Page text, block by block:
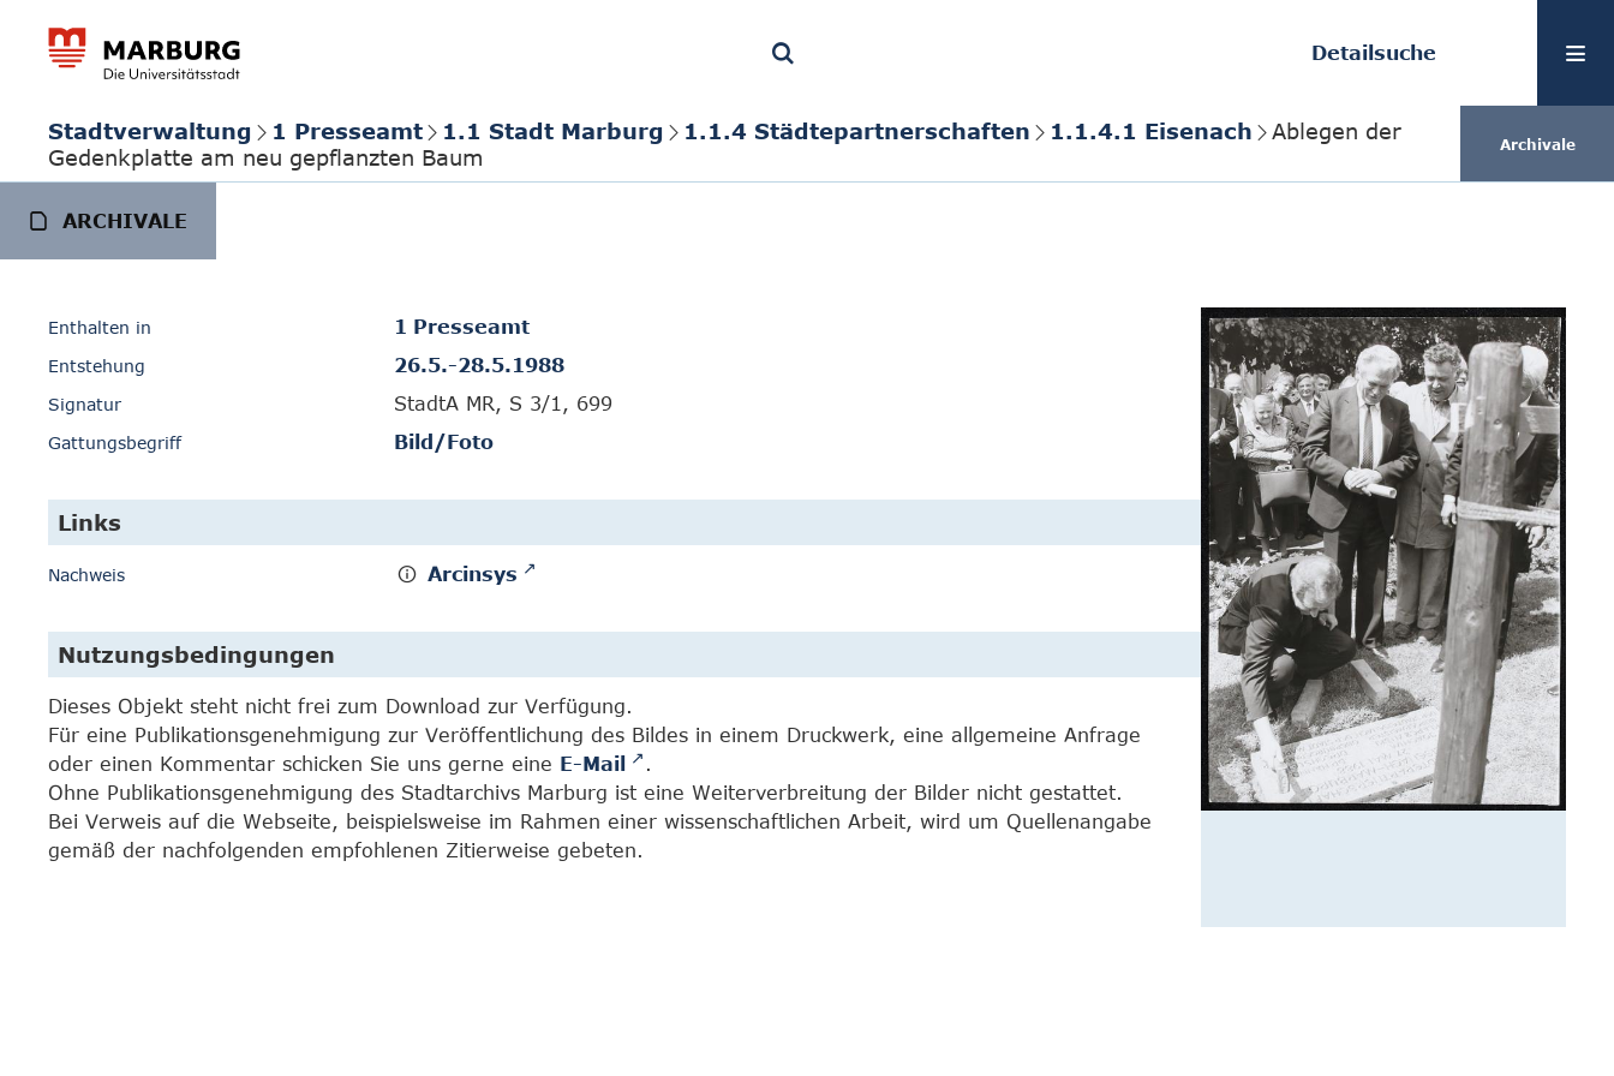
Detailsuche
Stadtverwaltung 1 Presseamt 1.1 Stadt Marburg 1.1.4 Städtepartnerschaften 1.1.4.1 Eisenach
Ablegen der
Gedenkplatte am neu gepflanzten Baum
Archivale
ARCHIVALE
Enthalten in 1 Presseamt
Entstehung 26.5.-28.5.1988
Signatur StadtA MR, S 3/1, 699
Gattungsbegriff Bild/Foto
Links
Nachweis Arcinsys
Nutzungsbedingungen
Dieses Objekt steht nicht frei zum Download zur Verfügung.
Für eine Publikationsgenehmigung zur Veröffentlichung des Bildes in einem Druckwerk, eine allgemeine Anfrage
oder einen Kommentar schicken Sie uns gerne eine E-Mail
.
Ohne Publikationsgenehmigung des Stadtarchivs Marburg ist eine Weiterverbreitung der Bilder nicht gestattet.
Bei Verweis auf die Webseite, beispielsweise im Rahmen einer wissenschaftlichen Arbeit, wird um Quellenangabe
gemäß der nachfolgenden empfohlenen Zitierweise gebeten.